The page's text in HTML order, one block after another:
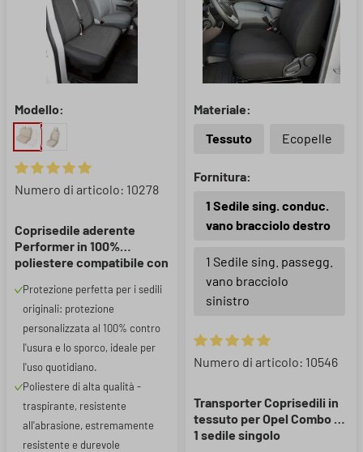
Modello:
Valutazione media di 5 su 5 stelle
Numero di articolo: 10278
Coprisedile aderente
Performer in 100%
poliestere compatibile con
Vivaro A, Renault Trafic
II/Trafic III, 1 copertura per
panca doppia
Protezione perfetta per i sedili
originali: protezione
personalizzata al 100% contro
l'usura e lo sporco, ideale per
l'uso quotidiano.
Poliestere di alta qualità -
traspirante, resistente
all'abrasione, estremamente
resistente e durevole
Materiale:
Tessuto
Ecopelle
Fornitura:
1 Sedile sing. conduc.
vano bracciolo destro
1 Sedile sing. passegg.
vano bracciolo
sinistro
Valutazione media di 5 su 5
Numero di articolo: 10546
Transporter Coprisedili in
tessuto per Opel Combo D,
1 sedile singolo